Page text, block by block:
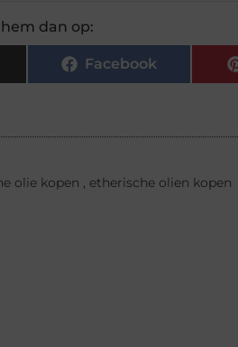
dan op:
Facebook
olie kopen etherische olien kopen